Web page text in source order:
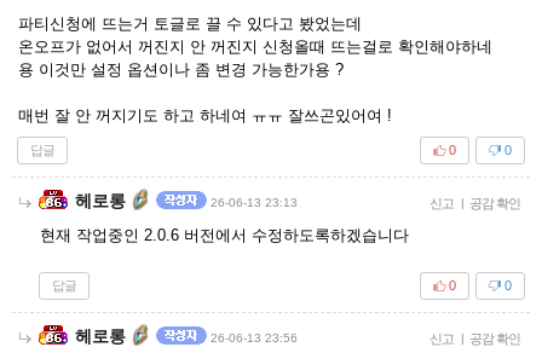
파티신청에 뜨는거 토글로 끌 수 있다고 봤었는데
온오프가 없어서 꺼진지 안 꺼진지 신청올때 뜨는걸로 확인해야하네
용 이것만 설정 옵션이나 좀 변경 가능한가용 ?
매번 잘 안 꺼지기도 하고 하네여 ㅠㅠ 잘쓰곤있어여 !
답글 0
0
헤로롱 26-06-13 23:13 신고 | 공감 확인
현재 작업중인 2.0.6 버전에서 수정하도록하겠습니다
답글 0
0
헤로롱 26-06-13 23:56 신고 | 공감 확인